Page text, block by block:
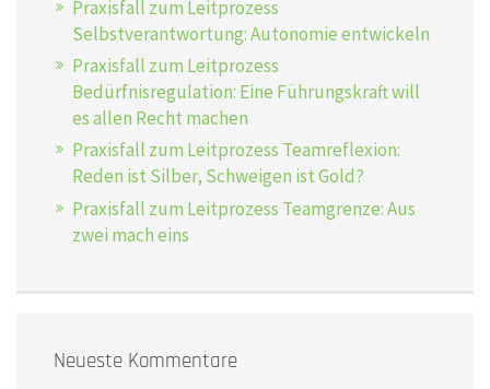
Praxisfall zum Leitprozess
Selbstverantwortung: Autonomie entwickeln
Praxisfall zum Leitprozess
Bedürfnisregulation: Eine Führungskraft will
es allen Recht machen
Praxisfall zum Leitprozess Teamreflexion:
Reden ist Silber, Schweigen ist Gold?
Praxisfall zum Leitprozess Teamgrenze: Aus
zwei mach eins
Neueste Kommentare